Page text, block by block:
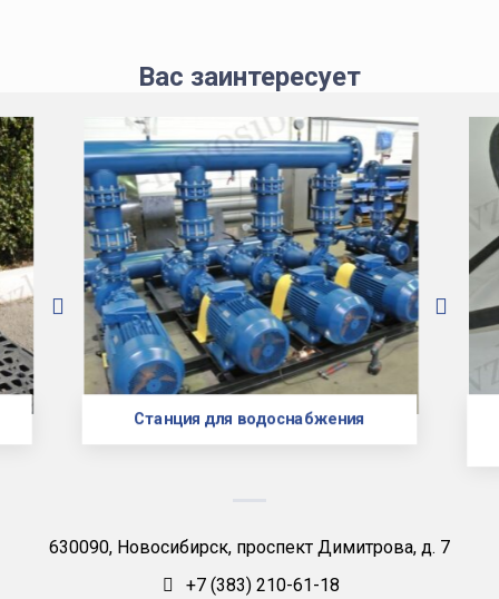
Вас заинтересует
Станция для водоснабжения
630090, Новосибирск, проспект Димитрова, д. 7
+7 (383) 210-61-18